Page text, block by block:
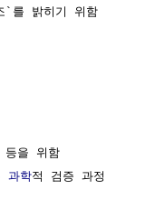
`를 밝히기 위함
을 위함
과학적 검증 과정